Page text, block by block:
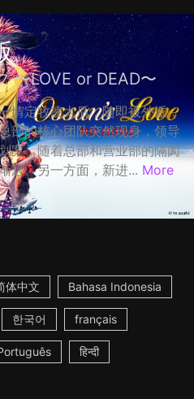
〜LOVE or DEAD〜
情定牧凌太后，随即被外派，
部的核心团队突然现身，领导
案，随着总部和营业部的隔阂
远。另一方面，新进... More
体中文 Bahasa Indonesia
한국어 français
हिन्दी